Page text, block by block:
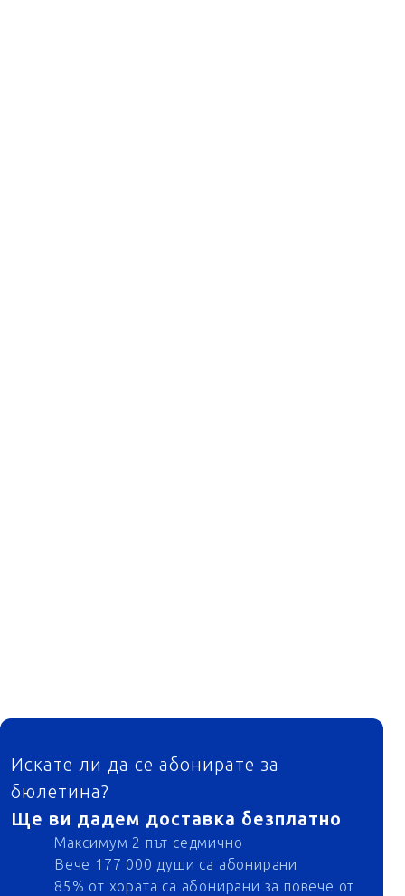
ФУТЕР
Искате ли да се абонирате за
бюлетина?
Ще ви дадем доставка безплатно
Максимум 2 път седмично
Вече 177 000 души са абонирани
85% от хората са абонирани за повече от